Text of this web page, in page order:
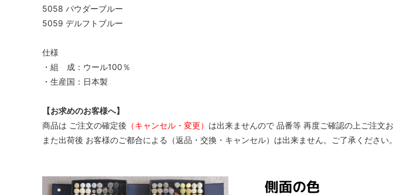
5058 パウダーブルー
5059 デルフトブルー
仕様
・組 成：ウール100％
・生産国：日本製
【お求めのお客様へ】
商品は ご注文の確定後 （キャンセル・変更） は出来ませんので 品番等 再度ご確認の上ご注文お
また出荷後 お客様のご都合による（返品・交換・キャンセル）は出来ません。ご了承ください。